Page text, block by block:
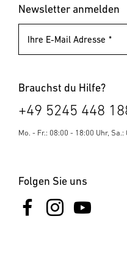
Blindnietmuttern
Newsletter anmelden
Ihre E-Mail Adresse
Brauchst du Hilfe?
+49 5245 448
Mo. - Fr.: 08:00 - 18:00 Uhr,
Folgen Sie uns